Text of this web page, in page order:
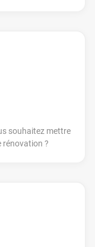
souhaitez mettre
rénovation ?